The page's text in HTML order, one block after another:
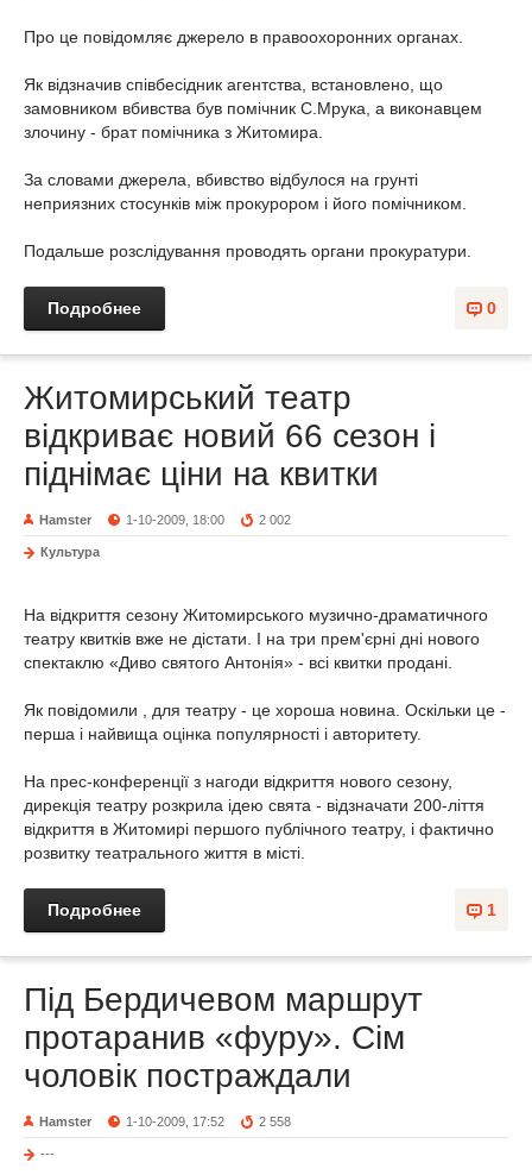
Про це повідомляє джерело в правоохоронних органах.
Як відзначив співбесідник агентства, встановлено, що
замовником вбивства був помічник С.Мрука, а виконавцем
злочину - брат помічника з Житомира.
За словами джерела, вбивство відбулося на грунті
неприязних стосунків між прокурором і його помічником.
Подальше розслідування проводять органи прокуратури.
0
Подробнее
Житомирський театр
відкриває новий 66 сезон і
піднімає ціни на квитки
Hamster 1-10-2009, 18:00 2 002
Культура
На відкриття сезону Житомирського музично-драматичного
театру квитків вже не дістати. І на три прем'єрні дні нового
спектаклю «Диво святого Антонія» - всі квитки продані.
Як повідомили , для театру - це хороша новина. Оскільки це -
перша і найвища оцінка популярності і авторитету.
На прес-конференції з нагоди відкриття нового сезону,
дирекція театру розкрила ідею свята - відзначати 200-ліття
відкриття в Житомирі першого публічного театру, і фактично
розвитку театрального життя в місті.
1
Подробнее
Під Бердичевом маршрут
протаранив «фуру». Сім
чоловік постраждали
Hamster 1-10-2009, 17:52 2 558
---